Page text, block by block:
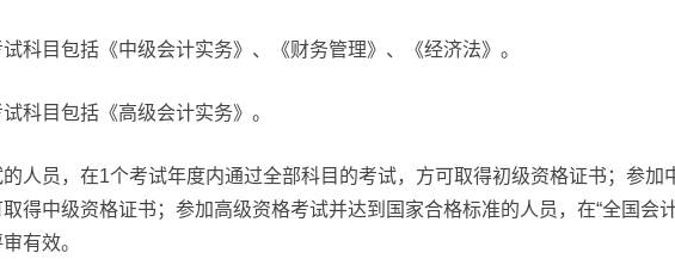
试科目包括《中级会计实务》、《财务管理》、《经济法》。
科目包括《高级会计实务》。
人员，在1个考试年度内通过全部科目的考试，方可取得初级资格证书；参
得中级资格证书；参加高级资格考试并达到国家合格标准的人员，在“全国会
有效。